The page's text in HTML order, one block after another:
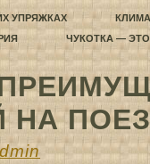
УПРЯЖКАХ
ЧУКОТКА —
НА